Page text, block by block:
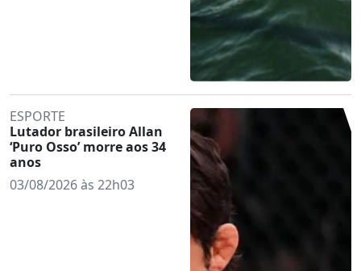
ESPORTE
Lutador brasileiro Allan
‘Puro Osso’ morre aos 34
anos
03/08/2026 às 22h03